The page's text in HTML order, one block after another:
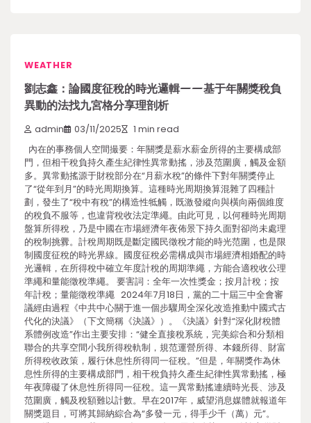
WEATHER
劉志鑫：論國度征稅的時光邏輯——基于年關獎稅負
異動的法找九宮格分享理剖析
admin 03/11/2025 1 min read
內在的事務個人空間撮要：年關獎是薪水薪金所得的主要構成部
門，但相干稅負持久產生紀律性異常動搖，涉及范圍廣，觸及金額
多。異常動搖源于財稅部分在“月薪水稅”的條件下對年關獎停止
了“從年到月”的時光周期換算。這種時光周期換算混雜了四種計
劃，發生了“稅中有稅”的構造性牴觸，既激發縱向與橫向兩個維度
的稅負不服等，也違背稅收法定準繩。由此可見，以何種時光周期
盤算所得稅，乃是中國在市場經濟年夜佈景下持久面對卻尚未處理
的稅制挑釁。計稅周期既是斷定國民徵稅才能的時光范圍，也是限
制國度征稅的時光界線。國度征稅必需構成與市場經濟相婚配的時
光邏輯，在所得稅中確立年度計稅的周期準繩，方能合適稅收公理
準繩和量能徵稅準繩。 要害詞：全年一次性獎金；按月計稅；按
年計稅；量能徵稅準繩 2024年7月18日，黨的二十屆三中全會審
議經由過程《中共中心關于進一個步驟周全深化改造推動中國式古
代化的決議》（下文簡稱《決議》）。《決議》針對“深化財稅體
系體例改造”作出主要安排：“健全直接稅系統，完美綜合和分類相
聯合的共享空間小我所得稅軌制，規范運營所得、本錢所得、財富
所得稅收政策，履行休息性所得同一征稅。”但是，年關獎作為休
息性所得的主要構成部門，相干稅負持久產生紀律性異常動搖，極
年夜障礙了休息性所得同一征稅。這一異常動搖連續時光長、涉及
范圍廣，觸及稅額難以計數。早在2017年，威望消息媒體就報道年
關獎題目，可將其歸納綜合為“多發一元，得手少千（萬）元”。